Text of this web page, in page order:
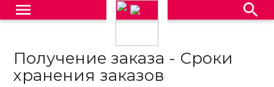
menu search
Получение заказа - Сроки
хранения заказов